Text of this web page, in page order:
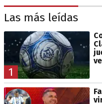
Las más leídas
1